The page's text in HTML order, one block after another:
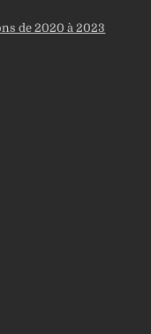
de 2020 à 2023